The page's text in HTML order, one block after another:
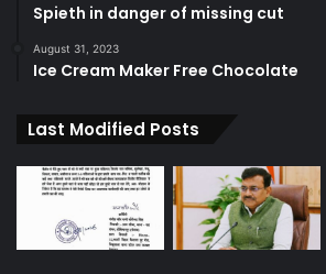
Spieth in danger of missing cut
August 31, 2023
Ice Cream Maker Free Chocolate
Last Modified Posts